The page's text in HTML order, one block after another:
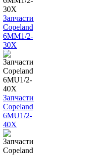
Запчасти
Copeland
6MM1/2-
30X
Запчасти
Copeland
6MU1/2-
40X